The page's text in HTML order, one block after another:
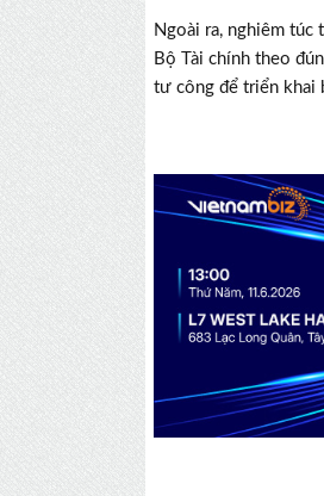
Ngoài ra, nghiêm
Bộ Tài chính theo
tư công để triển khai